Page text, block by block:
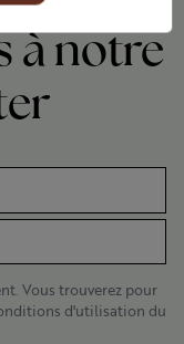
à notre
Vous trouverez pour
d'utilisation du